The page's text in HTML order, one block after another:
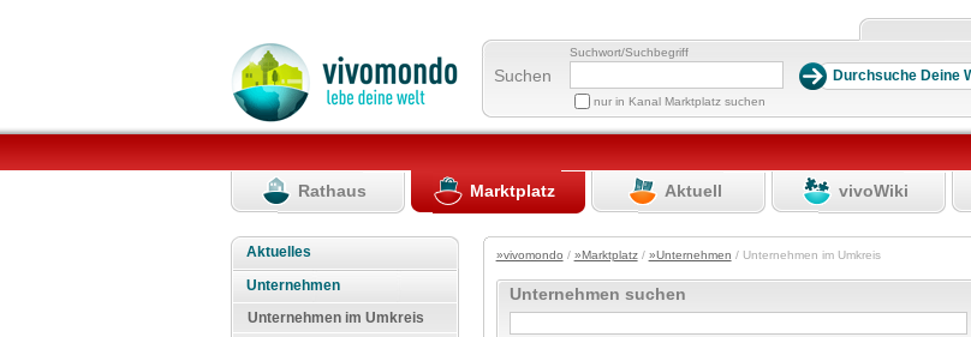
Suchen
Suchwort/Suchbegriff
nur in Kanal Marktplatz suchen
Rathaus Marktplatz Aktuell vivoWiki
Aktuelles
Unternehmen
Unternehmen im Umkreis
»vivomondo / »Marktplatz/ »Unternehmen / Unternehmen im Umkreis
Unternehmen suchen